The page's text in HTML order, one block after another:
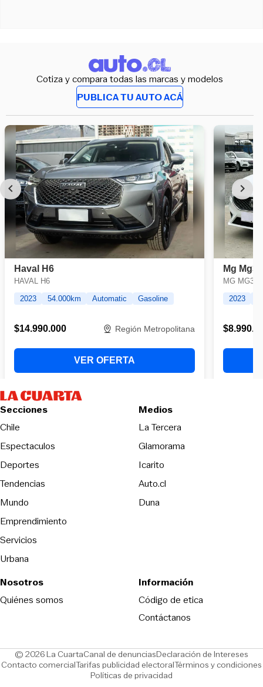
Cotiza y compara todas las marcas y modelos
PUBLICA TU AUTO ACÁ
Secciones
Chile
Espectaculos
Deportes
Tendencias
Mundo
Emprendimiento
Servicios
Urbana
Medios
La TerceraOpens in new
Glamorama
Icarito
Auto.cl
DunaOpens in new window
Nosotros
Quiénes somos
Información
Código de eticaOpens in new
Contáctanos
© 2026 La CuartaCanal de denunciasOpens in new window
Declaración de Intereses
Contacto comercialOpens in new window
Tarifas publicidad electoralOpens in new window
Términos y condiciones
Políticas de privacidad